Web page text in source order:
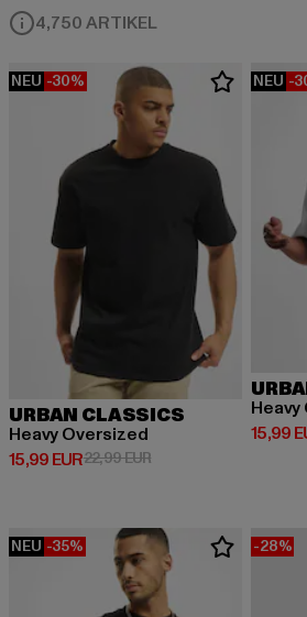
4,750 ARTIKEL
NEU -30%
URBAN CLASSICS
Heavy Oversized
15,99 EUR
Derzeitiger Preis: 15,99 EUR
22,99 EURAktionspreis: 22,99 EUR
NEU -
15,99
NEU -35% -28%